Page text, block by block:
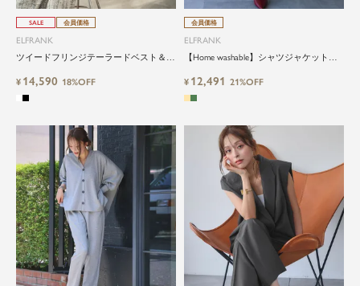
SALE 会員価格
ELFRANK
ツイードフリンジテーラードベスト＆ワ
¥ 14,590 18%OFF
会員価格
ELFRANK
【Home washable】シャツジャケット＆
クセットアップ
¥ 12,491 21%OFF